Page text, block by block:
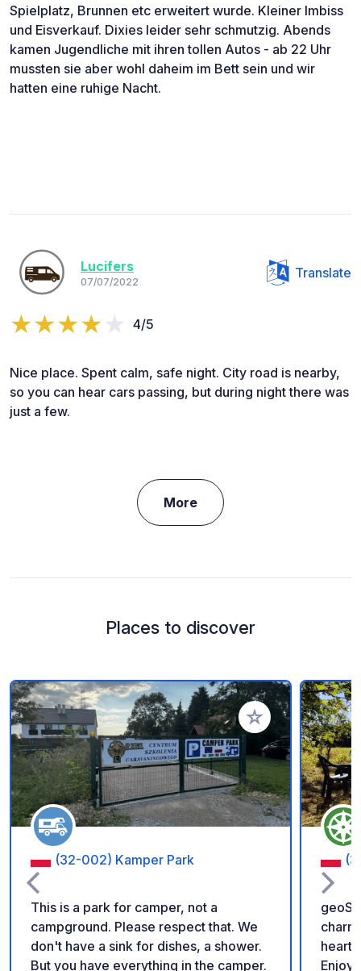
Spielplatz, Brunnen etc erweitert wurde. Kleiner Imbiss
und Eisverkauf. Dixies leider sehr schmutzig. Abends
kamen Jugendliche mit ihren tollen Autos - ab 22 Uhr
mussten sie aber wohl daheim im Bett sein und wir
hatten eine ruhige Nacht.
Lucifers
07/07/2022
Translate
4/5
Nice place. Spent calm, safe night. City road is nearby,
so you can hear cars passing, but during night there was
just a few.
More
Places to discover
Add to your
(32-002) Kamper Park
This is a park for camper, not a
campground. Please respect that. We
don't have a sink for dishes, a shower.
But you have everything in the camper.
heart
Enjoy